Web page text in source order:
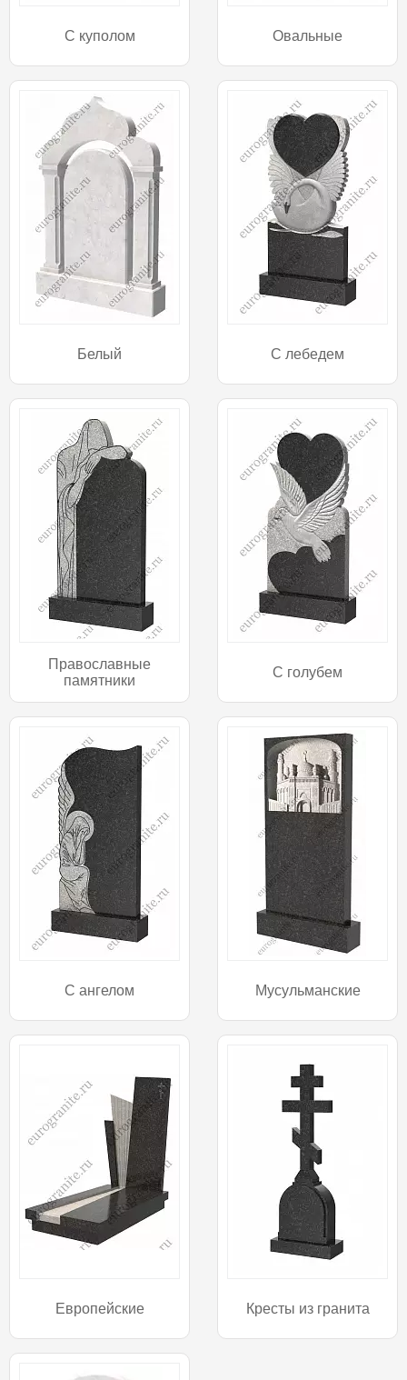
С куполом Овальные
Белый С лебедем
Православные
памятники
С голубем
С ангелом Мусульманские
Европейские Кресты из гранита